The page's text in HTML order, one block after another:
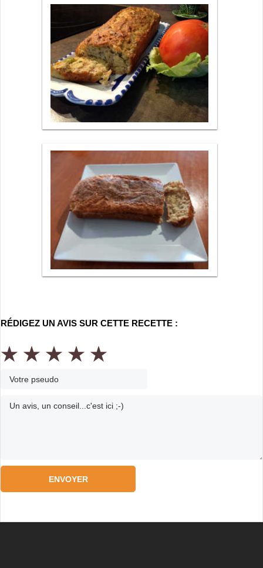
RÉDIGEZ UN AVIS SUR CETTE RECETTE :
★
★
★
★
★
ENVOYER